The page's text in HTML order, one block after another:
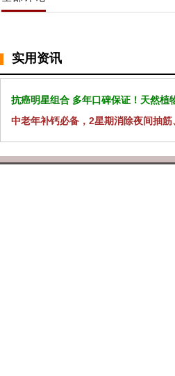
实用资讯
抗癌明星组合 多年口碑保证！天然植
中老年补钙必备，2星期消除夜间抽